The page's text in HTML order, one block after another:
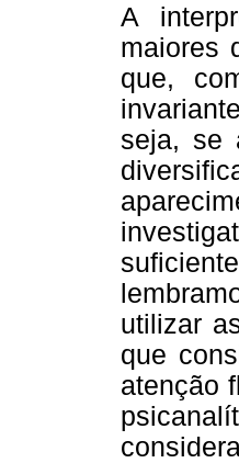
A
maiores
que,
seja, se
utilizar
que
atenção